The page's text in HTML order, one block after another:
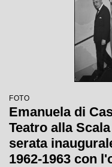
FOTO
Emanuela di
Teatro alla
serata
1962-1963 con